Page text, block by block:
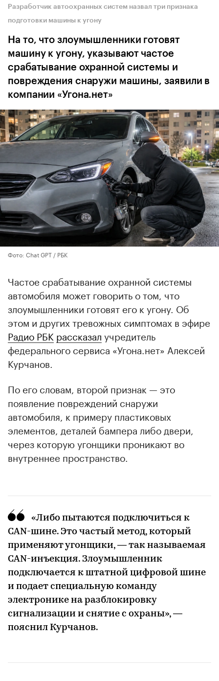
Разработчик автоохранных систем назвал три признака
подготовки машины к угону
На то, что злоумышленники готовят
машину к угону, указывают частое
срабатывание охранной системы и
повреждения снаружи машины, заявили в
компании «Угона.нет»
Фото: Chat GPT / РБК
Частое срабатывание охранной системы
автомобиля может говорить о том, что
злоумышленники готовят его к угону. Об
этом и других тревожных симптомах в эфире
Радио РБК рассказал учредитель
федерального сервиса «Угона.нет» Алексей
Курчанов.
По его словам, второй признак — это
появление повреждений снаружи
автомобиля, к примеру пластиковых
элементов, деталей бампера либо двери,
через которую угонщики проникают во
внутреннее пространство.
«Либо пытаются подключиться к
CAN-шине. Это частый метод, который
применяют угонщики, — так называемая
CAN-инъекция. Злоумышленник
подключается к штатной цифровой шине
и подает специальную команду
электронике на разблокировку
сигнализации и снятие с охраны», —
пояснил Курчанов.